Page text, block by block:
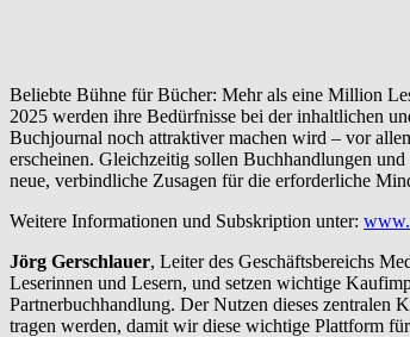
Beliebte Bühne für Bücher: Mehr als eine Million
2025 werden ihre Bedürfnisse bei der inhaltlichen
Buchjournal noch attraktiver machen wird – vor
erscheinen. Gleichzeitig sollen Buchhandlungen
neue, verbindliche Zusagen für die erforderliche
Weitere Informationen und Subskription unter:
Jörg Gerschlauer, Leiter des Geschäftsbereichs
Leserinnen und Lesern, und setzen wichtige
Partnerbuchhandlung. Der Nutzen dieses zentralen
tragen werden, damit wir diese wichtige Plattform